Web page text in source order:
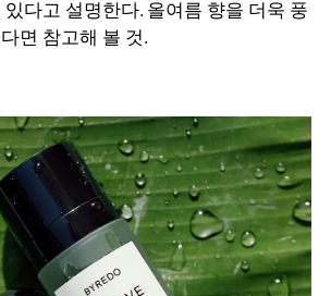
다고 설명한다. 올여름 향을 더욱 풍
면 참고해 볼 것.